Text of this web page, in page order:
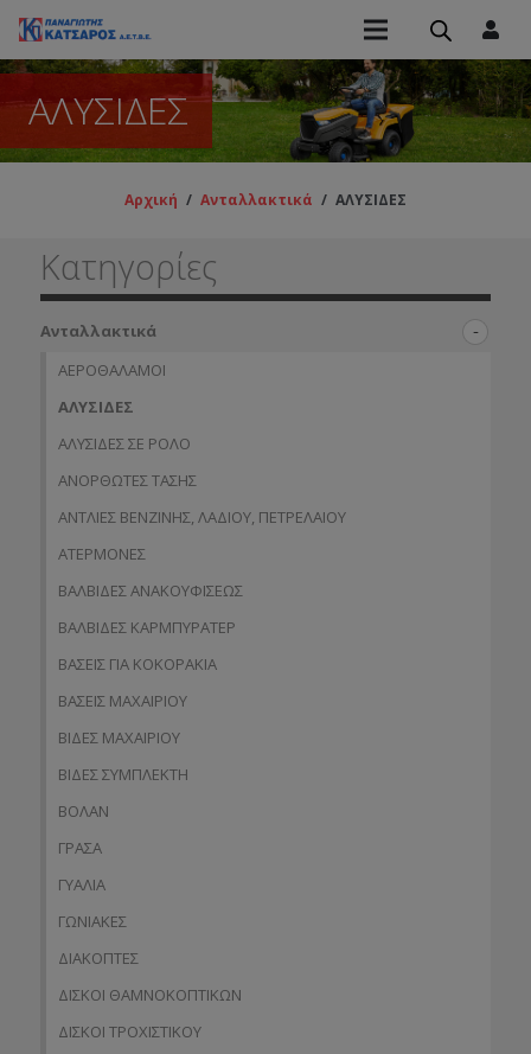
ΑΛΥΣΙΔΕΣ
Αρχική / Ανταλλακτικά / ΑΛΥΣΙΔΕΣ
Κατηγορίες
Ανταλλακτικά
ΑΕΡΟΘΑΛΑΜΟΙ
ΑΛΥΣΙΔΕΣ
ΑΛΥΣΙΔΕΣ ΣΕ ΡΟΛΟ
ΑΝΟΡΘΩΤΕΣ ΤΑΣΗΣ
ΑΝΤΛΙΕΣ ΒΕΝΖΙΝΗΣ, ΛΑΔΙΟΥ, ΠΕΤΡΕΛΑΙΟΥ
ΑΤΕΡΜΟΝΕΣ
ΒΑΛΒΙΔΕΣ ΑΝΑΚΟΥΦΙΣΕΩΣ
ΒΑΛΒΙΔΕΣ ΚΑΡΜΠΥΡΑΤΕΡ
ΒΑΣΕΙΣ ΓΙΑ ΚΟΚΟΡΑΚΙΑ
ΒΑΣΕΙΣ ΜΑΧΑΙΡΙΟΥ
ΒΙΔΕΣ ΜΑΧΑΙΡΙΟΥ
ΒΙΔΕΣ ΣΥΜΠΛΕΚΤΗ
ΒΟΛΑΝ
ΓΡΑΣΑ
ΓΥΑΛΙΑ
ΓΩΝΙΑΚΕΣ
ΔΙΑΚΟΠΤΕΣ
ΔΙΣΚΟΙ ΘΑΜΝΟΚΟΠΤΙΚΩΝ
ΔΙΣΚΟΙ ΤΡΟΧΙΣΤΙΚΟΥ